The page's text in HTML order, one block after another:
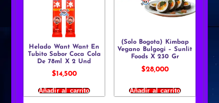
Helado Want Want En
Tubito Sabor Coca Cola
De 78ml X 2 Und
$14,500
Añadir al carrito
(Solo Bogota) Kimbap
Vegano Bulgogi – Sunlit
Foods X 230 Gr
$28,000
Añadir al carrito